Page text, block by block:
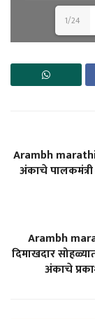
1/24
Arambh marathi
अंकाचे
Arambh
दिमाखदार
अंकाचे